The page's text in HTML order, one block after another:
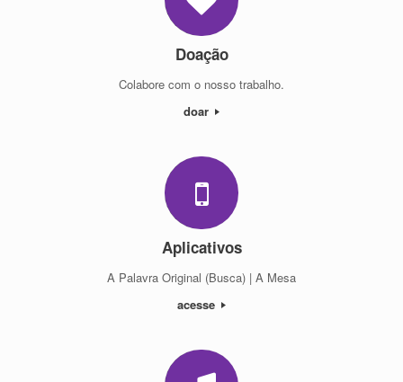
Doação
Colabore com o nosso trabalho.
doar
Aplicativos
A Palavra Original (Busca) | A Mesa
acesse